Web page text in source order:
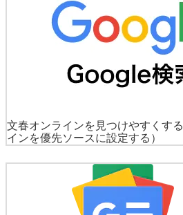
文春オンラインを見つけやすくする
インを優先ソースに設定する）